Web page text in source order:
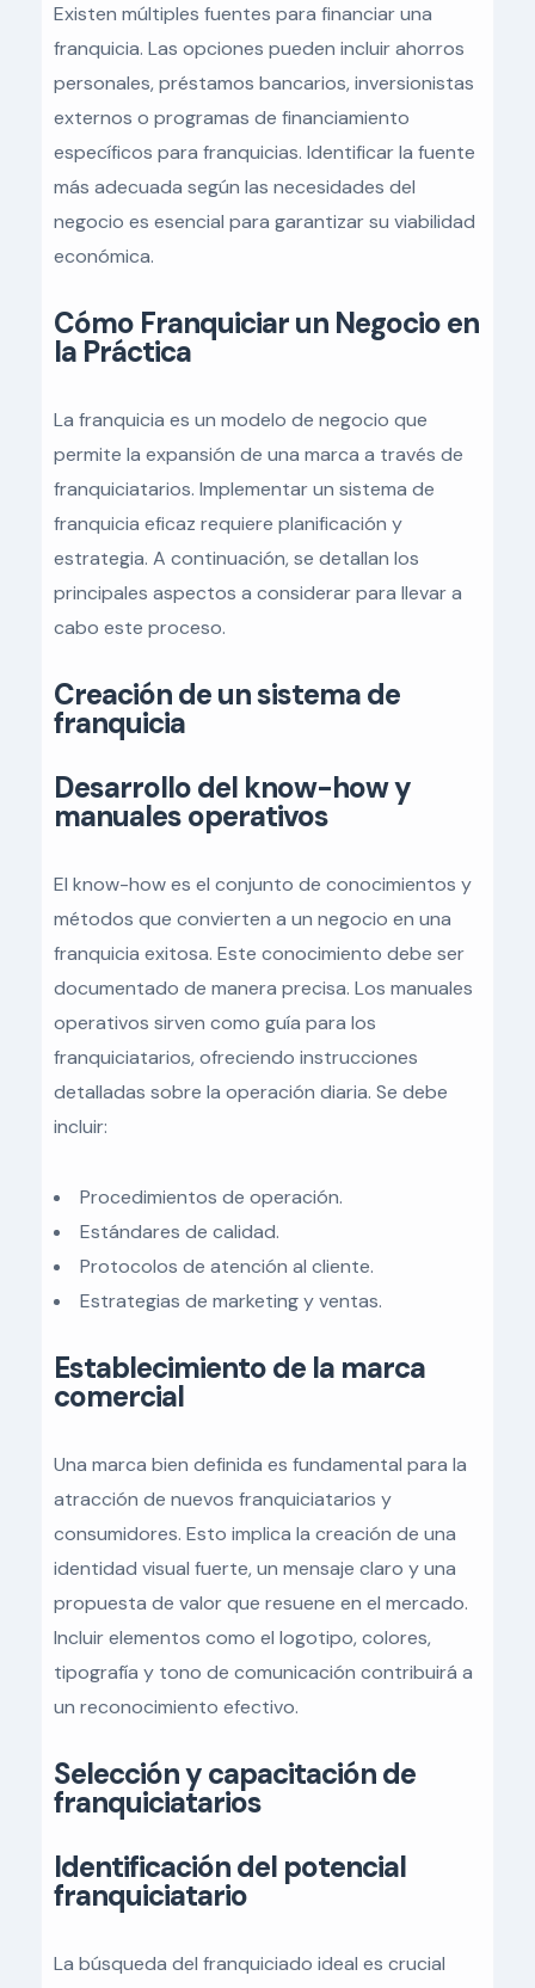
Existen múltiples fuentes para financiar una
franquicia. Las opciones pueden incluir ahorros
personales, préstamos bancarios, inversionistas
externos o programas de financiamiento
específicos para franquicias. Identificar la fuente
más adecuada según las necesidades del
negocio es esencial para garantizar su viabilidad
económica.
Cómo Franquiciar un Negocio en
la Práctica
La franquicia es un modelo de negocio que
permite la expansión de una marca a través de
franquiciatarios. Implementar un sistema de
franquicia eficaz requiere planificación y
estrategia. A continuación, se detallan los
principales aspectos a considerar para llevar a
cabo este proceso.
Creación de un sistema de
franquicia
Desarrollo del know-how y
manuales operativos
El know-how es el conjunto de conocimientos y
métodos que convierten a un negocio en una
franquicia exitosa. Este conocimiento debe ser
documentado de manera precisa. Los manuales
operativos sirven como guía para los
franquiciatarios, ofreciendo instrucciones
detalladas sobre la operación diaria. Se debe
incluir:
Procedimientos de operación.
Estándares de calidad.
Protocolos de atención al cliente.
Estrategias de marketing y ventas.
Establecimiento de la marca
comercial
Una marca bien definida es fundamental para la
atracción de nuevos franquiciatarios y
consumidores. Esto implica la creación de una
identidad visual fuerte, un mensaje claro y una
propuesta de valor que resuene en el mercado.
Incluir elementos como el logotipo, colores,
tipografía y tono de comunicación contribuirá a
un reconocimiento efectivo.
Selección y capacitación de
franquiciatarios
Identificación del potencial
franquiciatario
La búsqueda del franquiciado ideal es crucial